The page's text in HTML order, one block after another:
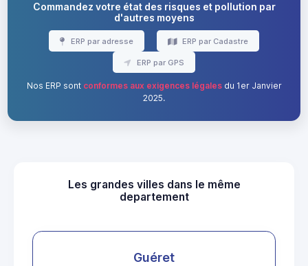
Commandez votre état des risques et pollution par
d'autres moyens
ERP par adresse ERP par Cadastre
ERP par GPS
Nos ERP sont conformes aux exigences légalesdu 1er Janvier
2025.
Les grandes villes dans le même
departement
Guéret